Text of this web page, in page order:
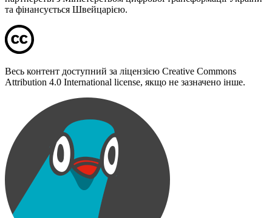
та фінансується Швейцарією.
Весь контент доступний за ліцензією Creative Commons
Attribution 4.0 International license, якщо не зазначено інше.